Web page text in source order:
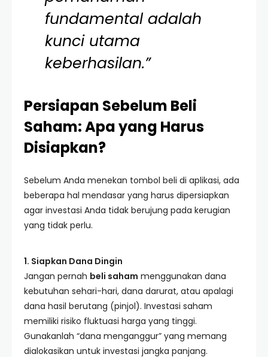
fundamental adalah
kunci utama
keberhasilan.”
Persiapan Sebelum Beli
Saham: Apa yang Harus
Disiapkan?
Sebelum Anda menekan tombol beli di aplikasi, ada
beberapa hal mendasar yang harus dipersiapkan
agar investasi Anda tidak berujung pada kerugian
yang tidak perlu.
1. Siapkan Dana Dingin
Jangan pernah beli saham menggunakan dana
kebutuhan sehari-hari, dana darurat, atau apalagi
dana hasil berutang (pinjol). Investasi saham
memiliki risiko fluktuasi harga yang tinggi.
Gunakanlah “dana menganggur” yang memang
dialokasikan untuk investasi jangka panjang.